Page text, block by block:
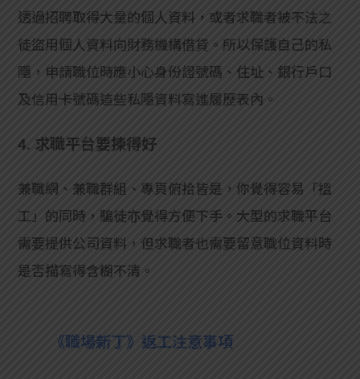
透過招聘取得大量的個人資料，或者求職者被不法之
徒盜用個人資料向財務機構借貸。所以保護自己的私
隱，申請職位時應小心身份證號碼、住址、銀行戶口
及信用卡號碼這些私隱資料寫進履歷表內。
4. 求職平台要揀得好
兼職網、兼職群組、專頁俯拾皆是，你覺得容易「搵
工」的同時，騙徒亦覺得方便下手。大型的求職平台
需要提供公司資料，但求職者也需要留意職位資料時
是否描寫得含糊不清。
《職場新丁》返工注意事項